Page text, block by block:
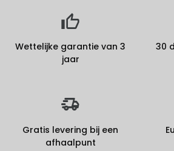
Wettelijke garantie van 3
jaar
30
Gratis levering bij een
afhaalpunt